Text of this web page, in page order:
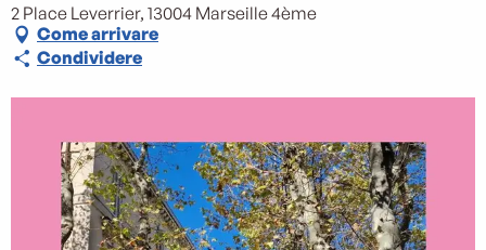
2 Place Leverrier, 13004 Marseille 4ème
Come arrivare
Condividere